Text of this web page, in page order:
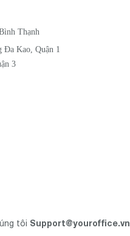
Thạnh
Đa Kao, Quận 1
3
tôi Support@youroffice.vn